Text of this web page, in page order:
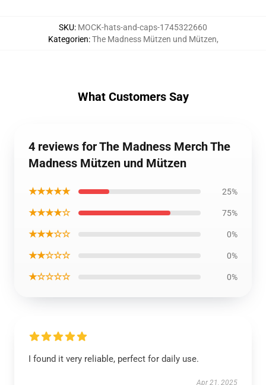
SKU: MOCK-hats-and-caps-1745322660
Kategorien:The Madness Mützen und Mützen,
What Customers Say
4 reviews for The Madness Merch The
Madness Mützen und Mützen
★★★★★ 25%
★★★★☆ 75%
★★★☆☆ 0%
★★☆☆☆ 0%
★☆☆☆☆ 0%
I found it very reliable, perfect for daily use.
Apr 21, 2025